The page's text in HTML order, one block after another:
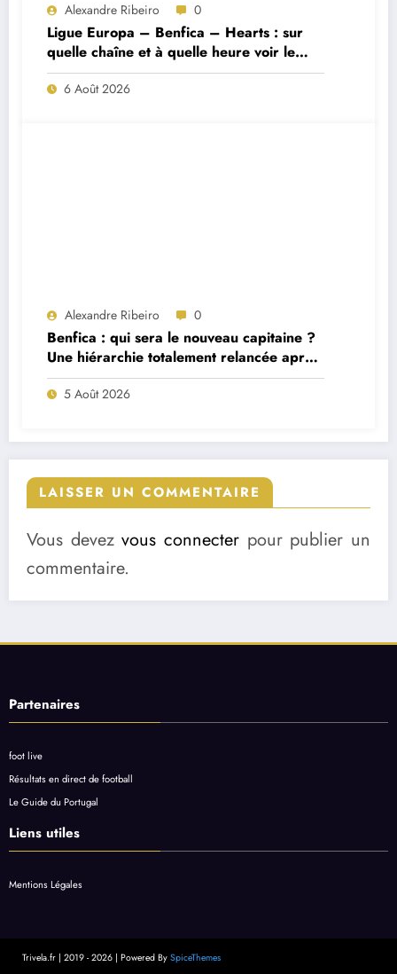
Alexandre Ribeiro 0
Ligue Europa – Benfica – Hearts : sur
quelle chaîne et à quelle heure voir le
match ?
6 Août 2026
Alexandre Ribeiro 0
Benfica : qui sera le nouveau capitaine ?
Une hiérarchie totalement relancée après
deux départs majeurs
5 Août 2026
LAISSER UN COMMENTAIRE
Vous devezvous connecter pour publier un
commentaire.
Partenaires
foot live
Résultats en direct de football
Le Guide du Portugal
Liens utiles
Mentions Légales
Trivela.fr | 2019 - 2026 | Powered By SpiceThemes